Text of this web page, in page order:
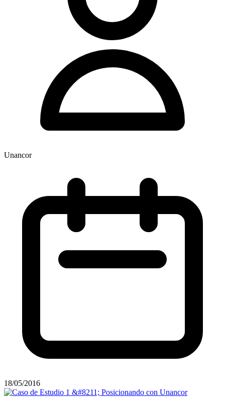
Unancor
18/05/2016